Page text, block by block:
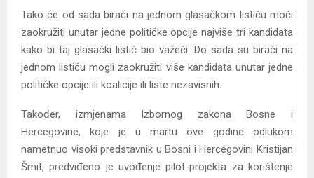
Tako će od sada birači na jednom glasačkom listiću moći
zaokružiti unutar jedne političke opcije najviše tri kandidata
kako bi taj glasački listić bio važeći. Do sada su birači na
jednom listiću mogli zaokružiti više kandidata unutar jedne
političke opcije ili koalicije ili liste nezavisnih.
Također, izmjenama Izbornog zakona Bosne i
Hercegovine, koje je u martu ove godine odlukom
nametnuo visoki predstavnik u Bosni i Hercegovini Kristijan
Šmit, predviđeno je uvođenje pilot-projekta za korištenje